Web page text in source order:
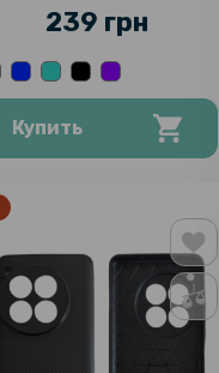
239 грн
Купить